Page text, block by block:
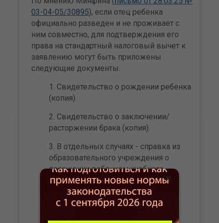
03-04-05/30895), если отец ребенка
официально разведен и не проживает с
ним совместно, для подтверждения его
права на стандартный налоговый вычет к
заявлению могут быть приложены
следующие документы.
Свидетельство о рождении ребенка
(копия).
Свидетельство о заключении/
расторжении брака (копия).
В отдельных случаях - справка из
образовательного учреждения о
посещении ребенком учебного
заведения.
Справка о месте жительства
×